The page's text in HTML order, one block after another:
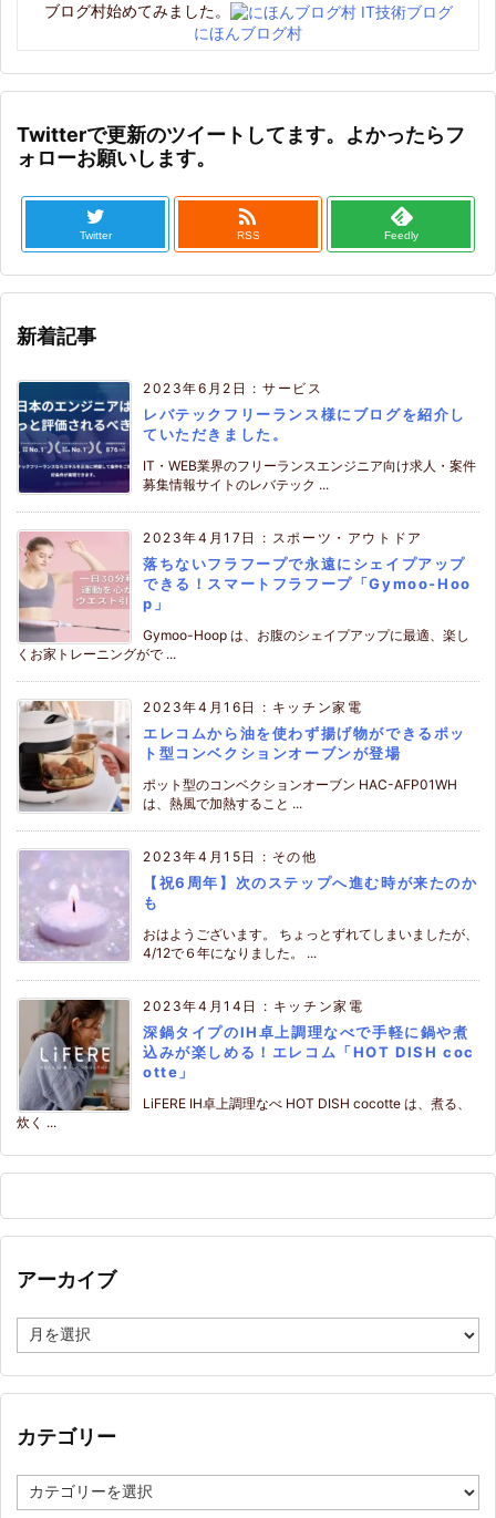
ブログ村始めてみました。
にほんブログ村
Twitterで更新のツイートしてます。よかったらフ
ォローお願いします。
Twitter

RSS Feedly
新着記事
2023年6月2日 :サービス
レバテックフリーランス様にブログを紹介し
ていただきました。
IT・WEB業界のフリーランスエンジニア向け求人・案件
募集情報サイトのレバテック ...
2023年4月17日 : スポーツ・アウトドア
落ちないフラフープで永遠にシェイプアップ
できる！スマートフラフープ「Gymoo-Hoo
p」
Gymoo-Hoop は、お腹のシェイプアップに最適、楽し
くお家トレーニングがで ...
2023年4月16日 : キッチン家電
エレコムから油を使わず揚げ物ができるポッ
ト型コンベクションオーブンが登場
ポット型のコンベクションオーブン HAC-AFP01WH
は、熱風で加熱すること ...
2023年4月15日 : その他
【祝6周年】次のステップへ進む時が来たのか
も
おはようございます。 ちょっとずれてしまいましたが、
4/12で６年になりました。 ...
2023年4月14日 : キッチン家電
深鍋タイプのIH卓上調理なべで手軽に鍋や煮
込みが楽しめる！エレコム「HOT DISH coc
otte」
LiFERE IH卓上調理なべ HOT DISH cocotte は、煮る、
炊く ...
アーカイブ
ー
イ
カテゴリー
テ